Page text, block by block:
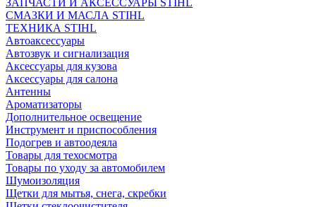
ЗАПЧАСТИ И АКСЕССУАРЫ STIHL
СМАЗКИ И МАСЛА STIHL
ТЕХНИКА STIHL
Автоаксессуары
Автозвук и сигнализация
Аксессуары для кузова
Аксессуары для салона
Антенны
Ароматизаторы
Дополнительное освещение
Инструмент и приспособления
Подогрев и автоодеяла
Товары для техосмотра
Товары по уходу за автомобилем
Шумоизоляция
Щетки для мытья, снега, скребки